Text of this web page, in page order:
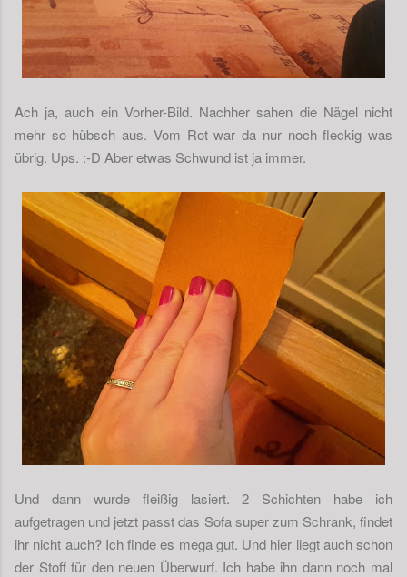
Ach ja, auch ein Vorher-Bild. Nachher sahen die Nägel nicht
mehr so hübsch aus. Vom Rot war da nur noch fleckig was
übrig. Ups. :-D Aber etwas Schwund ist ja immer.
Und dann wurde fleißig lasiert. 2 Schichten habe ich
aufgetragen und jetzt passt das Sofa super zum Schrank, findet
ihr nicht auch? Ich finde es mega gut. Und hier liegt auch schon
der Stoff für den neuen Überwurf. Ich habe ihn dann noch mal